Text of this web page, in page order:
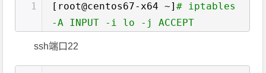
1 [root@centos67-x64 ~]# iptables
-A INPUT -i lo -j ACCEPT
ssh端口22